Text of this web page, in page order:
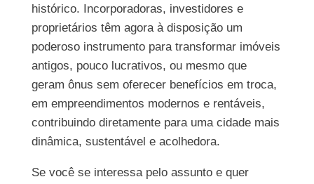
histórico. Incorporadoras, investidores e
proprietários têm agora à disposição um
poderoso instrumento para transformar imóveis
antigos, pouco lucrativos, ou mesmo que
geram ônus sem oferecer benefícios em troca,
em empreendimentos modernos e rentáveis,
contribuindo diretamente para uma cidade mais
dinâmica, sustentável e acolhedora.
Se você se interessa pelo assunto e quer